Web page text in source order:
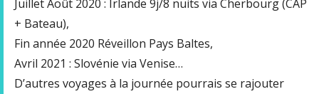
Juillet Août 2020 : Irlande 9j/8 nuits via Cherbourg (CAP
+ Bateau),
Fin année 2020 Réveillon Pays Baltes,
Avril 2021 : Slovénie via Venise…
D’autres voyages à la journée pourrais se rajouter